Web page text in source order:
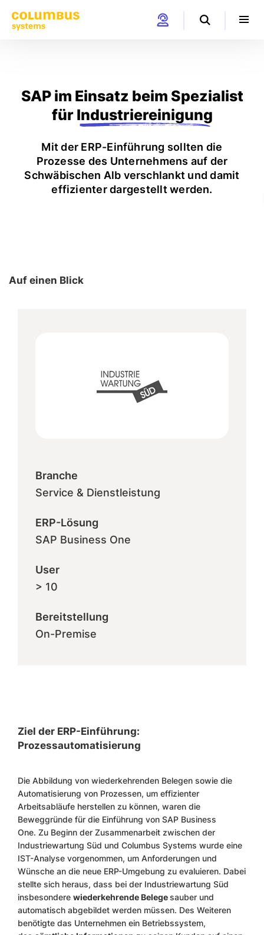
SAP im Einsatz beim Spezialist
für Industriereinigung
Mit der ERP-Einführung sollten die
Prozesse des Unternehmens auf der
Schwäbischen Alb verschlankt und damit
effizienter dargestellt werden.
Auf einen Blick
Branche
Service & Dienstleistung
ERP-Lösung
SAP Business One
User
> 10
Bereitstellung
On-Premise
Ziel der ERP-Einführung:
Prozessautomatisierung
Die Abbildung von wiederkehrenden Belegen sowie die
Automatisierung von Prozessen, um effizienter
Arbeitsabläufe herstellen zu können, waren die
Beweggründe für die Einführung von SAP Business
One. Zu Beginn der Zusammenarbeit zwischen der
Industriewartung Süd und Columbus Systems wurde eine
IST-Analyse vorgenommen, um Anforderungen und
Wünsche an die neue ERP-Umgebung zu evaluieren. Dabei
stellte sich heraus, dass bei der Industriewartung Süd
insbesondere wiederkehrende Belegesauber und
automatisch abgebildet werden müssen. Des Weiteren
benötigte das Unternehmen ein Betriebssystem,